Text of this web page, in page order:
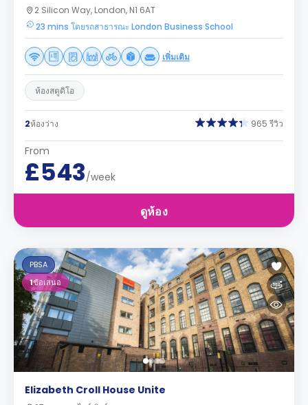
2 Silicon Way, London, N1 6AT
23 mins โดยรถสาธารณะ London Business School
เพิ่มเติม
ห้องสตูดิโอ
2ห้องว่าง 965 รีวิว
From
£543/week
ดูห้อง
PBSA
1ข้อเสนอ
Elizabeth Croll House Unite